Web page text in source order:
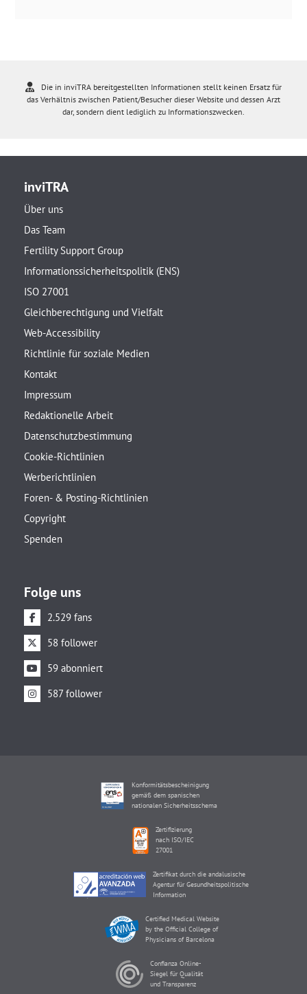
Die in inviTRA bereitgestellten Informationen stellt keinen Ersatz für
das Verhältnis zwischen Patient/Besucher dieser Website und dessen Arzt
dar, sondern dient lediglich zu Informationszwecken.
inviTRA
Über uns
Das Team
Fertility Support Group
Informationssicherheitspolitik (ENS)
ISO 27001
Gleichberechtigung und Vielfalt
Web-Accessibility
Richtlinie für soziale Medien
Kontakt
Impressum
Redaktionelle Arbeit
Datenschutzbestimmung
Cookie-Richtlinien
Werberichtlinien
Foren- & Posting-Richtlinien
Copyright
Spenden
Folge uns
2.529 fans
58 follower
59 abonniert
587 follower
Konformitätsbescheinigung
gemäß dem spanischen
nationalen Sicherheitsschema
Zertifizierung
nach ISO/IEC
27001
Zertifikat durch die andalusische
Agentur für Gesundheitspolitische
Information
Certified Medical Website
by the Official College of
Physicians of Barcelona
Confianza Online-
Siegel für Qualität
und Transparenz